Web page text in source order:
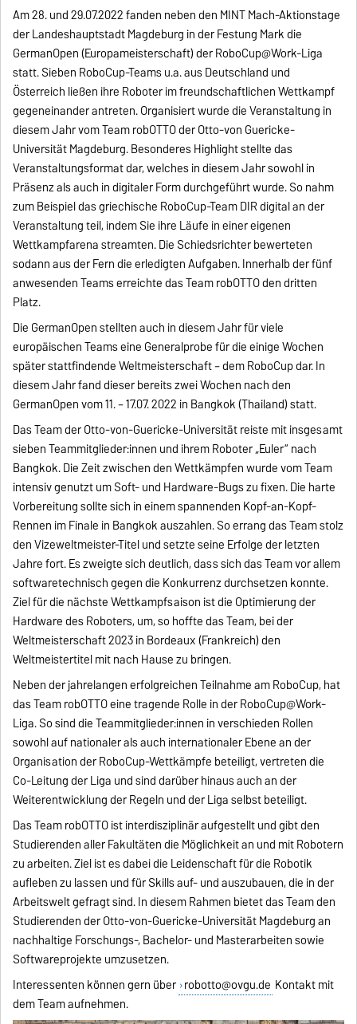
Am 28. und 29.07.2022 fanden neben den MINT Mach-Aktionstage
der Landeshauptstadt Magdeburg in der Festung Mark die
GermanOpen (Europameisterschaft) der RoboCup@Work-Liga
statt. Sieben RoboCup-Teams u.a. aus Deutschland und
Österreich ließen ihre Roboter im freundschaftlichen Wettkampf
gegeneinander antreten. Organisiert wurde die Veranstaltung in
diesem Jahr vom Team robOTTO der Otto-von Guericke-
Universität Magdeburg. Besonderes Highlight stellte das
Veranstaltungsformat dar, welches in diesem Jahr sowohl in
Präsenz als auch in digitaler Form durchgeführt wurde. So nahm
zum Beispiel das griechische RoboCup-Team DIR digital an der
Veranstaltung teil, indem Sie ihre Läufe in einer eigenen
Wettkampfarena streamten. Die Schiedsrichter bewerteten
sodann aus der Fern die erledigten Aufgaben. Innerhalb der fünf
anwesenden Teams erreichte das Team robOTTO den dritten
Platz.
Die GermanOpen stellten auch in diesem Jahr für viele
europäischen Teams eine Generalprobe für die einige Wochen
später stattfindende Weltmeisterschaft – dem RoboCup dar. In
diesem Jahr fand dieser bereits zwei Wochen nach den
GermanOpen vom 11. – 17.07. 2022 in Bangkok (Thailand) statt.
Das Team der Otto-von-Guericke-Universität reiste mit insgesamt
sieben Teammitglieder:innen und ihrem Roboter „Euler“ nach
Bangkok. Die Zeit zwischen den Wettkämpfen wurde vom Team
intensiv genutzt um Soft- und Hardware-Bugs zu fixen. Die harte
Vorbereitung sollte sich in einem spannenden Kopf-an-Kopf-
Rennen im Finale in Bangkok auszahlen. So errang das Team stolz
den Vizeweltmeister-Titel und setzte seine Erfolge der letzten
Jahre fort. Es zweigte sich deutlich, dass sich das Team vor allem
softwaretechnisch gegen die Konkurrenz durchsetzen konnte.
Ziel für die nächste Wettkampfsaison ist die Optimierung der
Hardware des Roboters, um, so hoffte das Team, bei der
Weltmeisterschaft 2023 in Bordeaux (Frankreich) den
Weltmeistertitel mit nach Hause zu bringen.
Neben der jahrelangen erfolgreichen Teilnahme am RoboCup, hat
das Team robOTTO eine tragende Rolle in der RoboCup@Work-
Liga. So sind die Teammitglieder:innen in verschieden Rollen
sowohl auf nationaler als auch internationaler Ebene an der
Organisation der RoboCup-Wettkämpfe beteiligt, vertreten die
Co-Leitung der Liga und sind darüber hinaus auch an der
Weiterentwicklung der Regeln und der Liga selbst beteiligt.
Das Team robOTTO ist interdisziplinär aufgestellt und gibt den
Studierenden aller Fakultäten die Möglichkeit an und mit Robotern
zu arbeiten. Ziel ist es dabei die Leidenschaft für die Robotik
aufleben zu lassen und für Skills auf- und auszubauen, die in der
Arbeitswelt gefragt sind. In diesem Rahmen bietet das Team den
Studierenden der Otto-von-Guericke-Universität Magdeburg an
nachhaltige Forschungs-, Bachelor- und Masterarbeiten sowie
Softwareprojekte umzusetzen.
Interessenten können gern über robotto@ovgu.de Kontakt mit
dem Team aufnehmen.